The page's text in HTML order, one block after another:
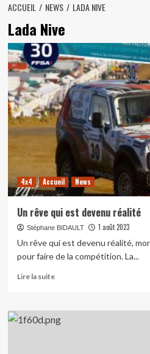
ACCUEIL NEWS LADA NIVE
Lada Nive
4x4 Accueil News
Un rêve qui est devenu réalité
Stéphane BIDAULT 1 août 2023
Un rêve qui est devenu réalité,
pour faire de la compétition. La...
Lire la suiteEn
sur
Un